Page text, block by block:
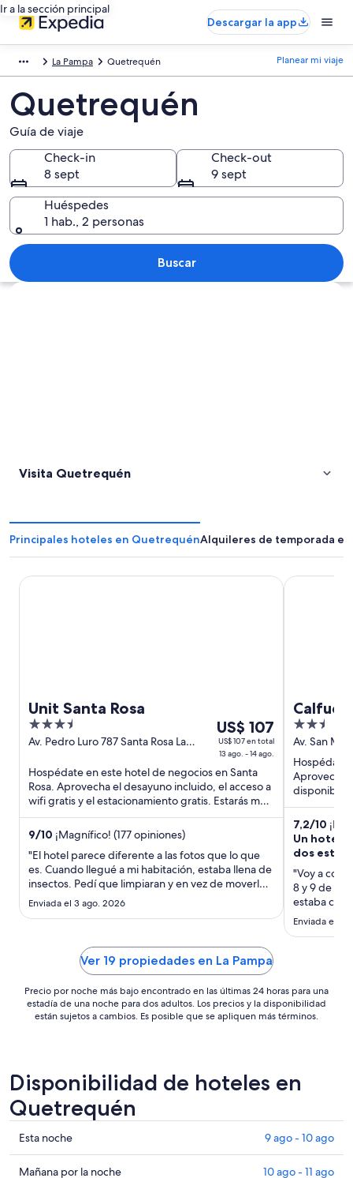
Ir a la sección principal
Descargar la app
La Pampa Quetrequén Planear mi viaje
Quetrequén
Guía de viaje
Check-in
8 sept
Check-out
9 sept
Huéspedes
1 hab., 2 personas
Buscar
Ver mapa
Visita Quetrequén
Principales hoteles en QuetrequénAlquileres de temporada
Unit Santa Rosa
3.5
out
5
Av. Pedro Luro 787 Santa Rosa La
Del
13
ago
al
14
ago,
por
noche
es
US$ 107
US$ 107
US$ 107 en total
13 ago. - 14 ago.
Hospédate en este hotel de negocios en Santa
Rosa. Aprovecha el desayuno incluido, el acceso a
wifi gratis y el estacionamiento gratis. Estarás muy
cerca de ...
9/10 ¡Magnífico! (177 opiniones)
"El hotel parece diferente a las fotos que lo que
es. Cuando llegué a mi habitación, estaba llena de
insectos. Pedí que limpiaran y en vez de moverlo
para hacerlo solo sacudieron en frente de mí y los
insectos caían sobre mis cosas. Además habían
Enviada el 3 ago. 2026
Unit Santa Rosa
2.5
out
of
5
Av. San
Hospédate
Aprovecha
disponible
Estarás
7,2/10
Un hotel
dos
"Voy a
8 y 9 de
estaba
creo que
diario y no
Enviada el 11
Calfucura
Ver 19 propiedades en La Pampa
Precio por noche más bajo encontrado en las últimas 24 horas para una
estadía de una noche para dos adultos. Los precios y la disponibilidad
están sujetos a cambios. Es posible que se apliquen más términos.
Disponibilidad de hoteles en
Quetrequén
Ver
precios
de
Esta noche 9 ago - 10 ago
Ver
Mañana por la noche 10 ago - 11 ago